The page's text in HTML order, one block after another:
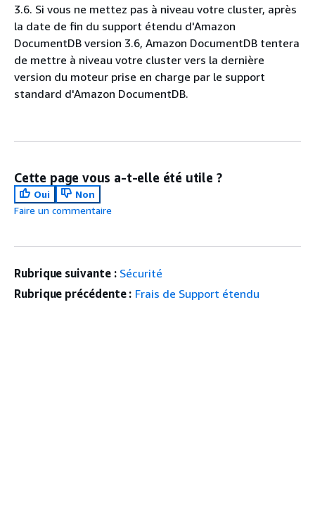
3.6. Si vous ne mettez pas à niveau votre cluster, après
la date de fin du support étendu d'Amazon
DocumentDB version 3.6, Amazon DocumentDB tentera
de mettre à niveau votre cluster vers la dernière
version du moteur prise en charge par le support
standard d'Amazon DocumentDB.
Cette page vous a-t-elle été utile ?
Oui
Non
Faire un commentaire
Rubrique suivante : Sécurité
Rubrique précédente : Frais de Support étendu